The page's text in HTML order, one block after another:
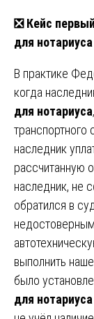
❎ Кейс
для
В практике
когда
для нотариуса
транспортного
наследник
рассчитанную
наследник, не
обратился в
выполнить
было
для нотариуса